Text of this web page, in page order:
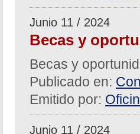
Junio 11 / 2024
Becas y
Becas y
Publicado en:
Emitido por:
Junio 11 / 2024